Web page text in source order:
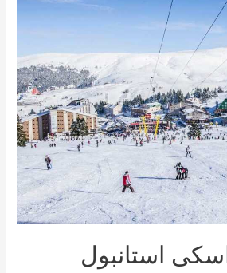
استانبول